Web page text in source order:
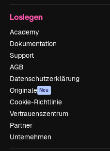
Loslegen
Academy
Dokumentation
Support
AGB
Datenschutzerklärung
Originale Neu
Cookie-Richtlinie
Vertrauenszentrum
Partner
Unternehmen